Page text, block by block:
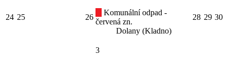
24 25 26
Komunální odpad -
červená zn.
Dolany (Kladno)
28 29 30
3